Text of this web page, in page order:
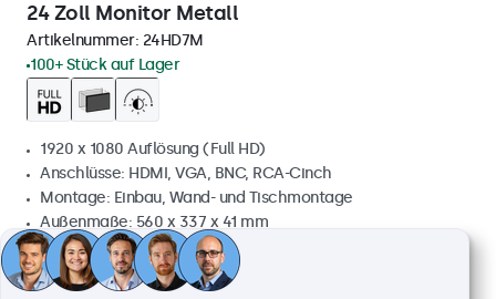
24 Zoll Monitor Metall
Artikelnummer: 24HD7M
100+ Stück auf Lager
1920 x 1080 Auflösung (Full HD)
Anschlüsse: HDMI, VGA, BNC, RCA-Cinch
Montage: Einbau, Wand- und Tischmontage
Außenmaße: 560 x 337 x 41 mm
499,00 €
593,81 € inkl. MwSt.